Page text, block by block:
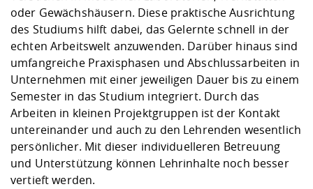
oder Gewächshäusern. Diese praktische Ausrichtung
des Studiums hilft dabei, das Gelernte schnell in der
echten Arbeitswelt anzuwenden. Darüber hinaus sind
umfangreiche Praxisphasen und Abschlussarbeiten in
Unternehmen mit einer jeweiligen Dauer bis zu einem
Semester in das Studium integriert. Durch das
Arbeiten in kleinen Projektgruppen ist der Kontakt
untereinander und auch zu den Lehrenden wesentlich
persönlicher. Mit dieser individuelleren Betreuung
und Unterstützung können Lehrinhalte noch besser
vertieft werden.